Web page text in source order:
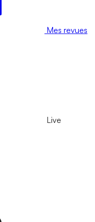
Mes revues
Live